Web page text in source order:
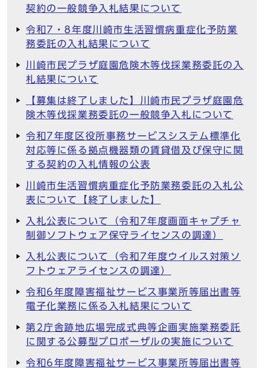
契約の一般競争入札結果について
令和7・8年度川崎市生活習慣病重症化予防業
務委託の入札結果について
川崎市民プラザ庭園危険木等伐採業務委託の入
札結果について
【募集は終了しました】川崎市民プラザ庭園危
険木等伐採業務委託の一般競争入札について
令和7年度区役所事務サービスシステム標準化
対応等に係る拠点機器類の賃貸借及び保守に関
する契約の入札情報の公表
川崎市生活習慣病重症化予防業務委託の入札公
表について【終了しました】
入札公表について（令和7年度画面キャプチャ
制御ソフトウェア保守ライセンスの調達）
入札公表について（令和7年度ウイルス対策ソ
フトウェアライセンスの調達）
令和6年度障害福祉サービス事業所等届出書等
電子化業務に係る入札結果について
第2庁舎跡地広場完成式典等企画実施業務委託
に関する公募型プロポーザルの実施について
令和6年度障害福祉サービス事業所等届出書等